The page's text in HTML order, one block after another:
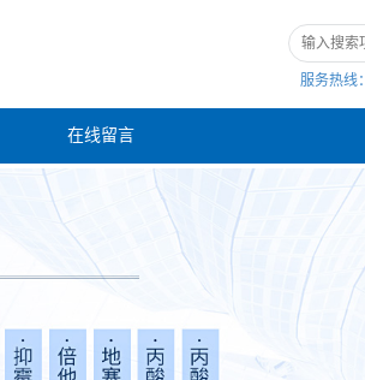
服务热线：
在线留言